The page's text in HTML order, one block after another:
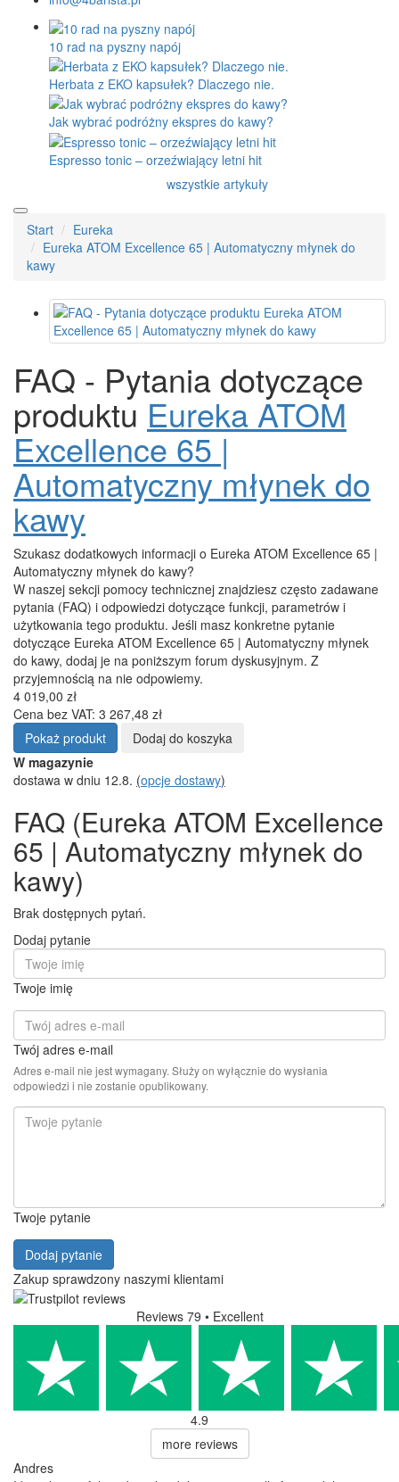
10 rad na pyszny napój
Herbata z EKO kapsułek? Dlaczego nie.
Jak wybrać podróżny ekspres do kawy?
Espresso tonic – orzeźwiający letni hit
wszystkie artykuły
Start
Eureka
Eureka ATOM Excellence 65 | Automatyczny młynek do
kawy
FAQ - Pytania dotyczące
produktu Eureka ATOM
Excellence 65 |
Automatyczny młynek do
kawy
Szukasz dodatkowych informacji o Eureka ATOM Excellence 65 |
Automatyczny młynek do kawy?
W naszej sekcji pomocy technicznej znajdziesz często zadawane
pytania (FAQ) i odpowiedzi dotyczące funkcji, parametrów i
użytkowania tego produktu. Jeśli masz konkretne pytanie
dotyczące Eureka ATOM Excellence 65 | Automatyczny młynek
do kawy, dodaj je na poniższym forum dyskusyjnym. Z
przyjemnością na nie odpowiemy.
4 019,00 zł
Cena bez VAT: 3 267,48 zł
Pokaż produkt
Dodaj do koszyka
W magazynie
dostawa w dniu 12.8. (opcje dostawy)
FAQ (Eureka ATOM Excellence
65 | Automatyczny młynek do
kawy)
Brak dostępnych pytań.
Dodaj pytanie
Twoje imię
Twój adres e-mail
Adres e-mail nie jest wymagany. Służy on wyłącznie do wysłania
odpowiedzi i nie zostanie opublikowany.
Twoje pytanie
Dodaj pytanie
Zakup sprawdzony naszymi klientami
Reviews 79 • Excellent
4.9
more reviews
Andres